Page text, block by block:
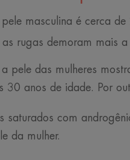
pele masculina é cerca
rugas demoram mais
a pele das mulheres
30 anos de idade. Por
saturados com
da mulher.